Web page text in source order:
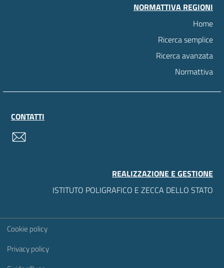
NORMATTIVA REGIONI
Home
Ricerca semplice
Ricerca avanzata
Normattiva
CONTATTI
REALIZZAZIONE E GESTIONE
ISTITUTO POLIGRAFICO E ZECCA DELLO STATO
Sezione Link Utili
Cookie policy
Privacy policy